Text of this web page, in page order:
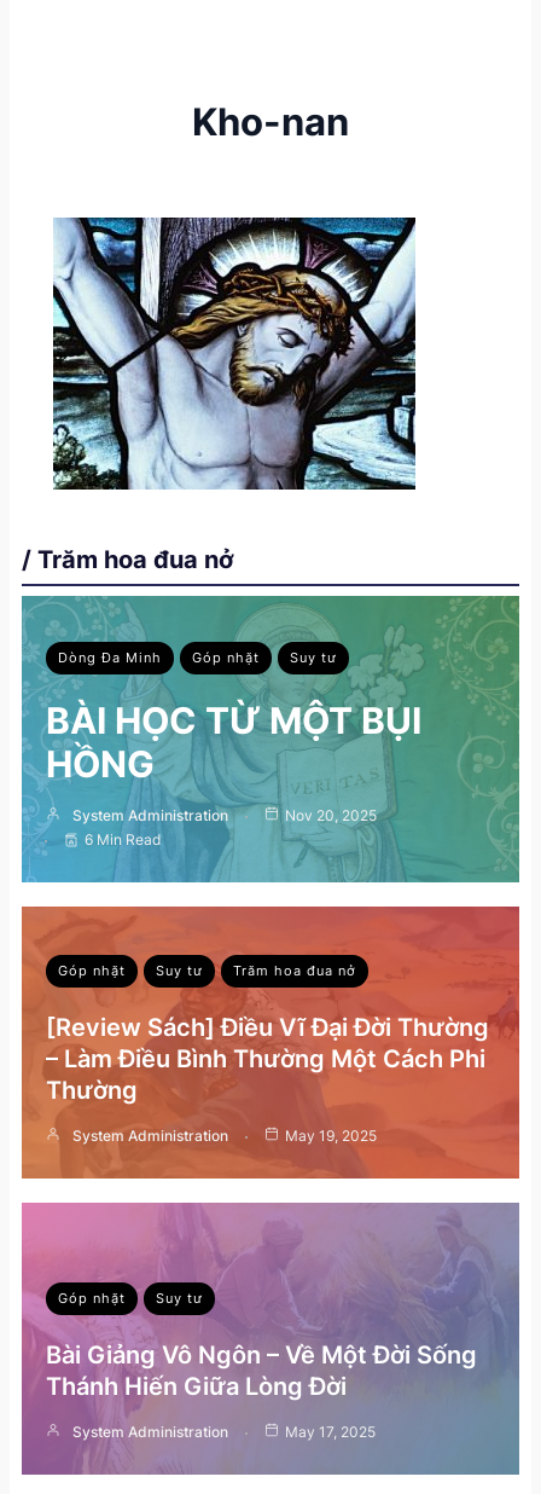
Kho-nan
/ Trăm hoa đua nở
Dòng Đa Minh Góp nhặt Suy tư
BÀI HỌC TỪ MỘT BỤI
HỒNG
System Administration
Nov 20, 2025
6 Min Read
Góp nhặt Suy tư Trăm hoa đua nở
[Review Sách] Điều Vĩ Đại Đời Thường
– Làm Điều Bình Thường Một Cách Phi
Thường
System Administration May 19, 2025
Góp nhặt Suy tư
Bài Giảng Vô Ngôn – Về Một Đời Sống
Thánh Hiến Giữa Lòng Đời
System Administration May 17, 2025